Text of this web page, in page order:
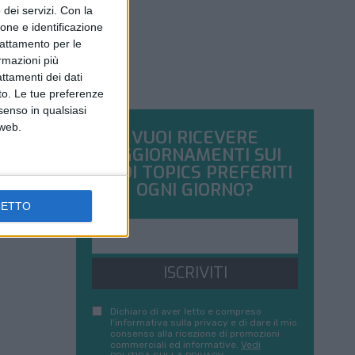
servizi. Con la
e identificazione
per le
più
dei dati
Le tue preferenze
in qualsiasi
VUOI RICEVERE
AGGIORNAMENTI SUI
TUOI TOPICS PREFERITI
OGNI GIORNO?
ISCRIVITI
Dichiaro di aver letto e compreso
l'informativa sulla privacy e di dare il mio
consenso alla ricezione di promozioni
commerciali ed informative. Vedi